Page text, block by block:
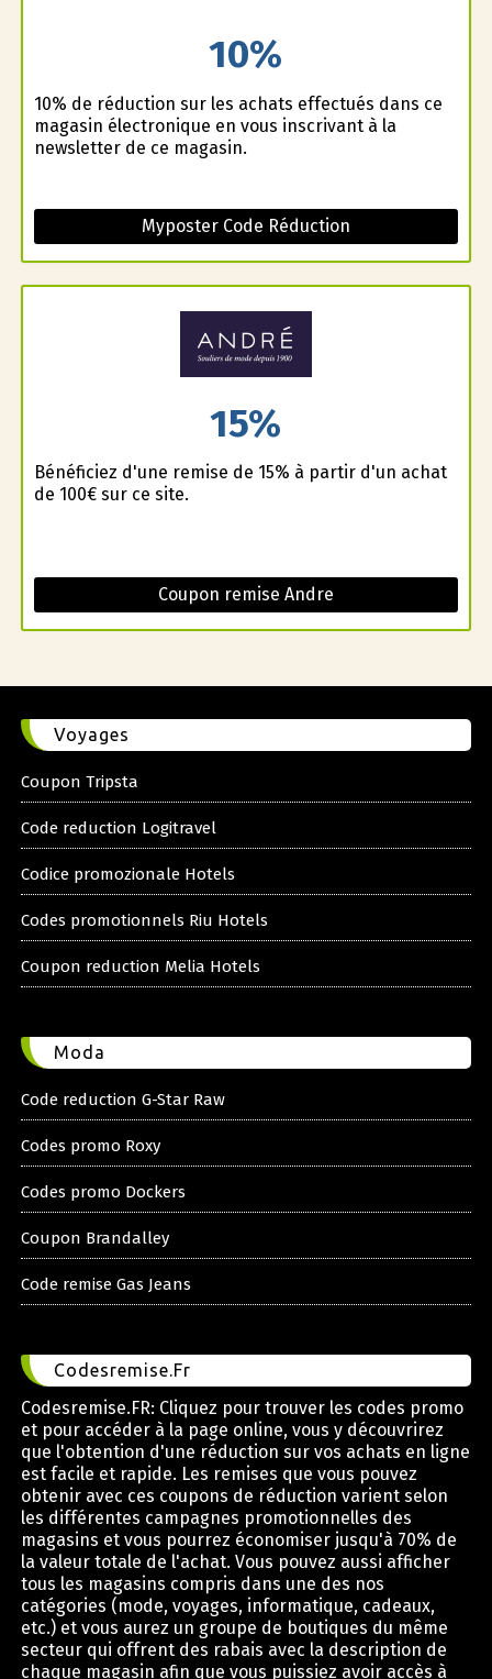
10%
10% de réduction sur les achats effectués dans ce
magasin électronique en vous inscrivant à la
newsletter de ce magasin.
Myposter Code Réduction
15%
Bénéficiez d'une remise de 15% à partir d'un achat
de 100€ sur ce site.
Coupon remise Andre
Voyages
Coupon Tripsta
Code reduction Logitravel
Codice promozionale Hotels
Codes promotionnels Riu Hotels
Coupon reduction Melia Hotels
Moda
Code reduction G-Star Raw
Codes promo Roxy
Codes promo Dockers
Coupon Brandalley
Code remise Gas Jeans
Codesremise.Fr
Codesremise.FR: Cliquez pour trouver les codes promo
et pour accéder à la page online, vous y découvrirez
que l'obtention d'une réduction sur vos achats en ligne
est facile et rapide. Les remises que vous pouvez
obtenir avec ces coupons de réduction varient selon
les différentes campagnes promotionnelles des
magasins et vous pourrez économiser jusqu'à 70% de
la valeur totale de l'achat. Vous pouvez aussi afficher
tous les magasins compris dans une des nos
catégories (mode, voyages, informatique, cadeaux,
etc.) et vous aurez un groupe de boutiques du même
secteur qui offrent des rabais avec la description de
chaque magasin afin que vous puissiez avoir accès à